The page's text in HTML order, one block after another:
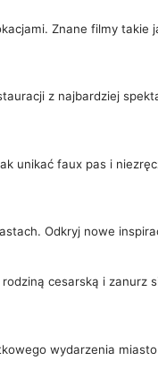
Znane filmy takie
z najbardziej
unikać faux pas i
Odkryj nowe
cesarską i zanurz
wydarzenia